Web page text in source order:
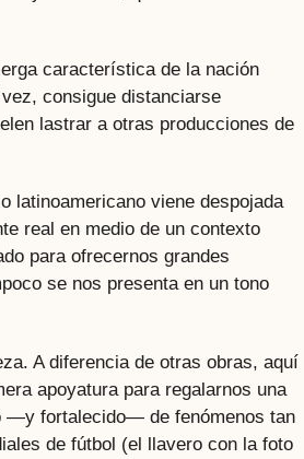
característica de la nación
consigue distanciarse
lastrar a otras producciones de
latinoamericano viene despojada
real en medio de un contexto
para ofrecernos grandes
se nos presenta en un tono
A diferencia de otras obras, aquí
apoyatura para regalarnos una
—y fortalecido— de fenómenos tan
de fútbol (el llavero con la foto